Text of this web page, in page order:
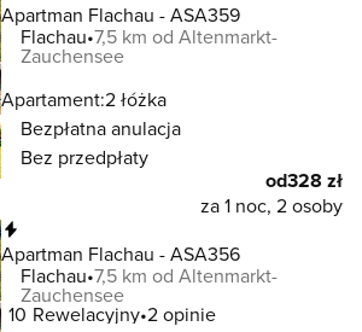
Apartman Flachau - ASA359
Flachau 7,5 km od Altenmarkt-
Zauchensee
Apartament:2 łóżka
Bezpłatna anulacja
Bez przedpłaty
od328 zł
za 1 noc, 2 osoby
Apartman Flachau - ASA356
Flachau 7,5 km od Altenmarkt-
Zauchensee
10 Rewelacyjny 2 opinie